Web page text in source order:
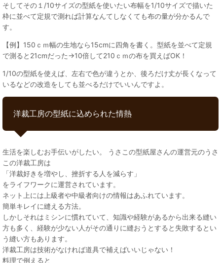
そしてその１/10サイズの型紙を使いたい布幅を1/10サイズで描いた
枠に並べて定規で測れば計算なんてしなくても布の量が分かるんで
す。
【例】150ｃｍ幅の生地なら15cmに四角を書く。型紙を並べて定規
で測ると21cmだった→10倍して210ｃｍの布を買えばOK！
1/10の型紙を使えば、左右で色が違うとか、後ろだけ丈が長くなって
いるなどの改造をしても並べるだけでいいんですよ。
洋裁工房の型紙に込められた情熱
生活を楽しむお手伝いがしたい。 うさこの型紙屋さんの運営元のうさ
この洋裁工房は
「洋裁好きを増やし、挫折する人を減らす」
をライフワークに運営されています。
ネット上には上級者や中級者向けの情報はあふれています。
簡単キレイに縫える方法。
しかしそれはミシンに慣れていて、知識や経験があるから出来る縫い
方も多く、経験が少ない人がその通りに縫おうとすると失敗するとい
う縫い方もあります。
洋裁工房は技術がなければ道具で補えばいいじゃない！
料理で例えると